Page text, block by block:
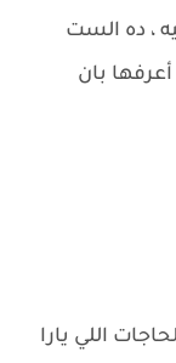
، ده الست
بان
اللي يارا